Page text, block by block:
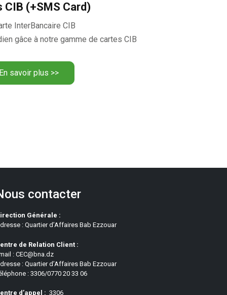
CIB (+SMS Card)
InterBancaire CIB
gâce à notre gamme de cartes CIB
En savoir plus >>
contacter
Générale :
: Quartier d’Affaires Bab Ezzouar
de Relation Client :
: CEC@bna.dz
: Quartier d’Affaires Bab Ezzouar
: 3306/0770 20 33 06
d’appel : 3306